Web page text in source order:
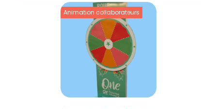
Animation collaborateurs